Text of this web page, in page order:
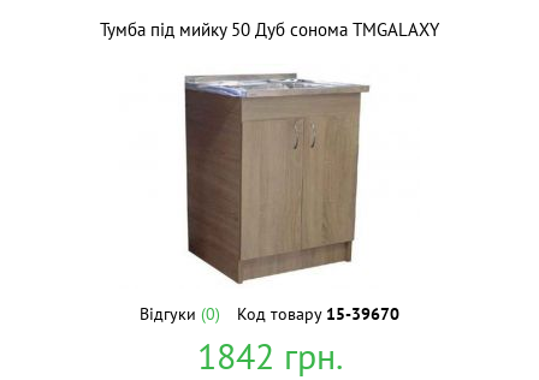
Тумба під мийку 50 Дуб сонома ТМGALAXY
Відгуки (0) Код товару 15-39670
1842 грн.